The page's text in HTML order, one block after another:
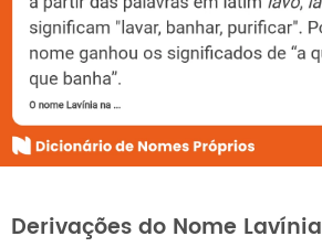
Derivações do Nome Lavínia